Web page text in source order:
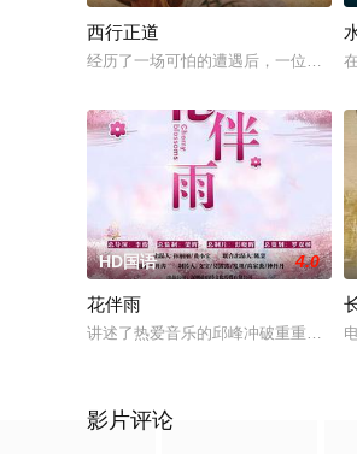
西行正道
经历了一场可怕的遭遇后，一位小镇
HD国语 4.0
花伴雨
讲述了热爱音乐的邱峰冲破重重阻力
影片评论